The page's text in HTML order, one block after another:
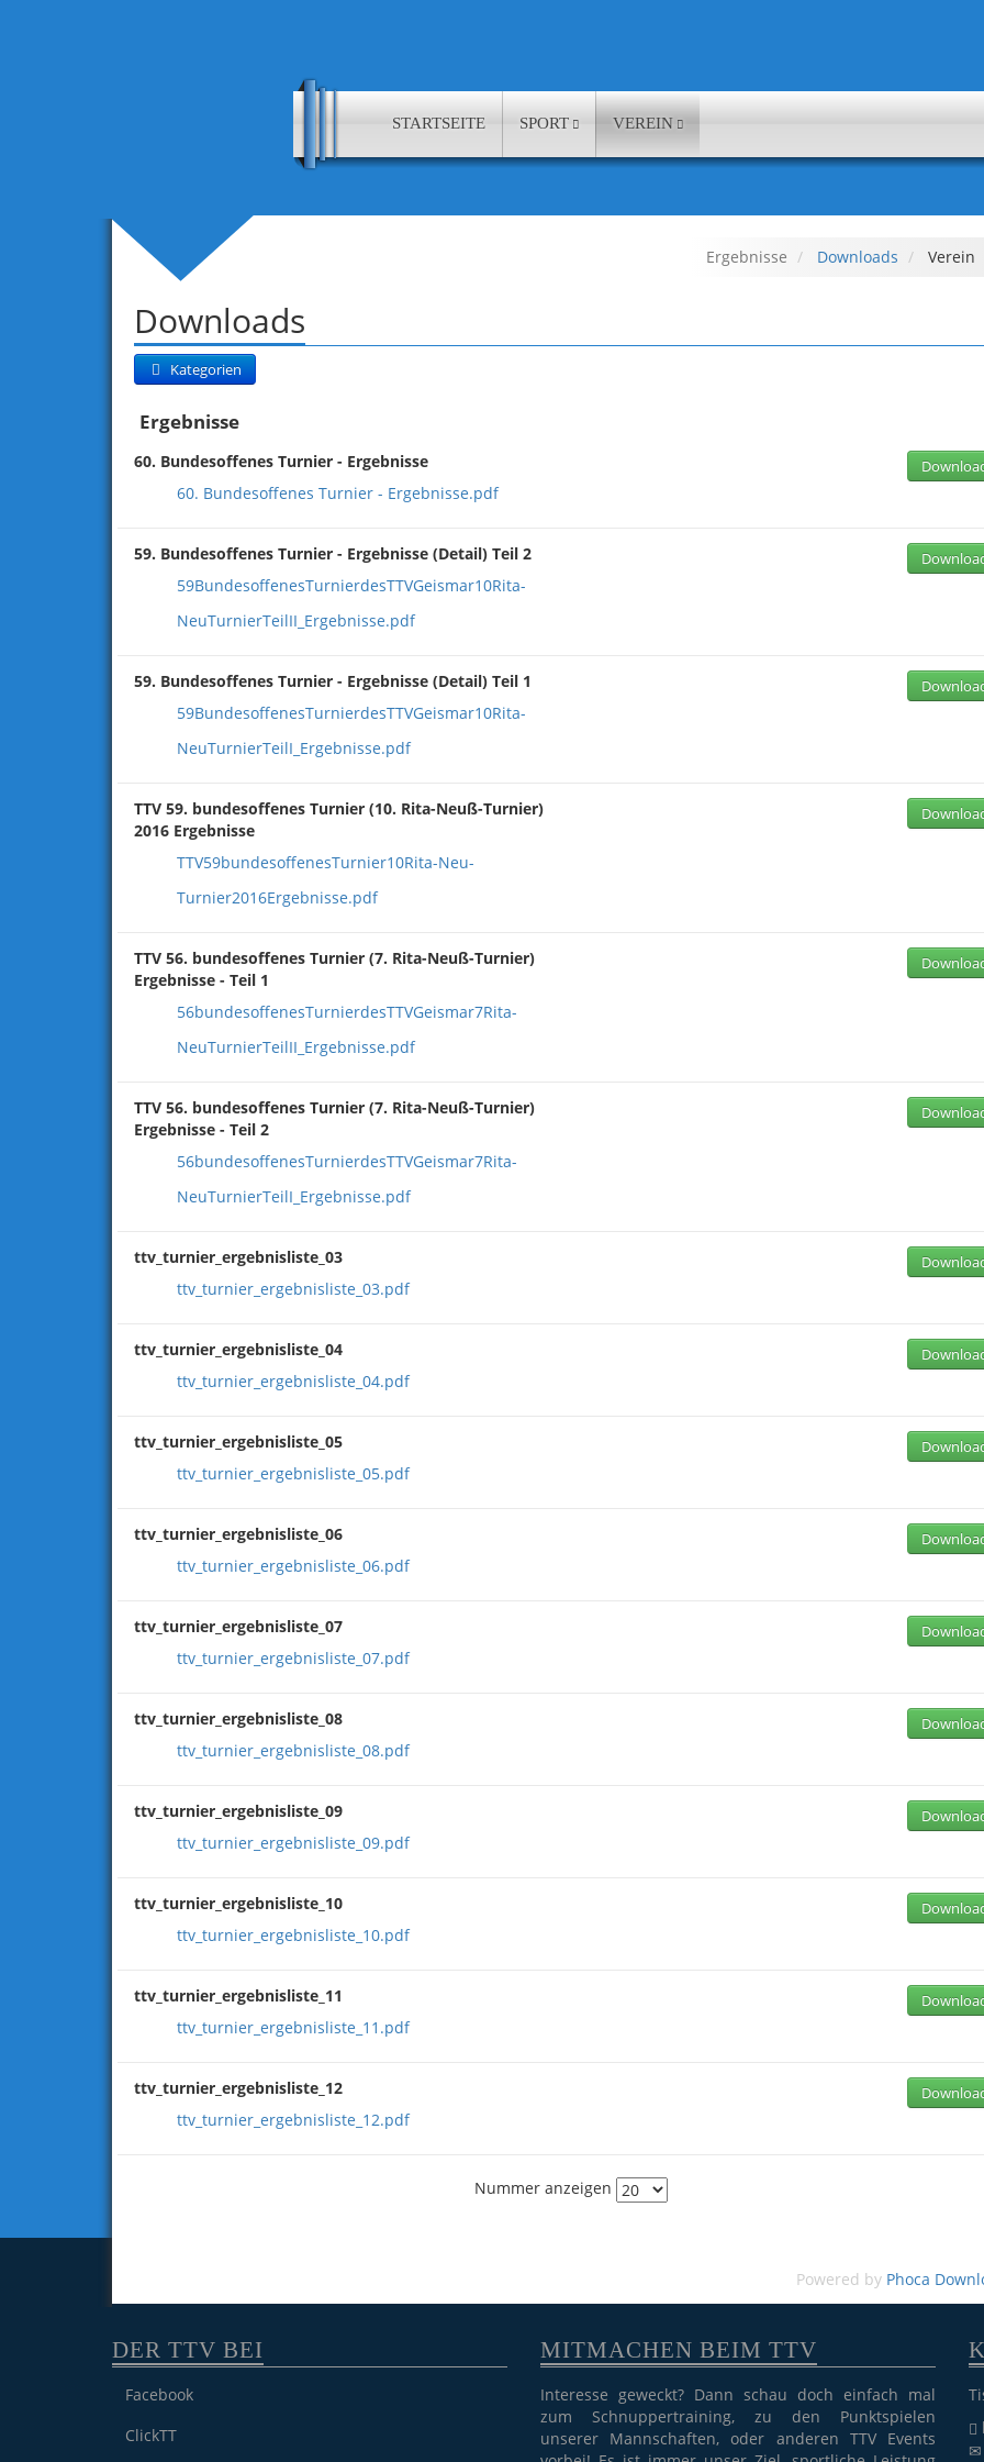
STARTSEITE SPORT VEREIN
Ergebnisse Downloads Verein
Downloads
Kategorien
Ergebnisse
60. Bundesoffenes Turnier - Ergebnisse
60. Bundesoffenes Turnier - Ergebnisse.pdf
59. Bundesoffenes Turnier - Ergebnisse (Detail) Teil 2
59BundesoffenesTurnierdesTTVGeismar10Rita-
NeuTurnierTeilII_Ergebnisse.pdf
59. Bundesoffenes Turnier - Ergebnisse (Detail) Teil 1
59BundesoffenesTurnierdesTTVGeismar10Rita-
NeuTurnierTeilI_Ergebnisse.pdf
TTV 59. bundesoffenes Turnier (10. Rita-Neuß-Turnier)
2016 Ergebnisse
TTV59bundesoffenesTurnier10Rita-Neu-
Turnier2016Ergebnisse.pdf
TTV 56. bundesoffenes Turnier (7. Rita-Neuß-Turnier)
Ergebnisse - Teil 1
56bundesoffenesTurnierdesTTVGeismar7Rita-
NeuTurnierTeilII_Ergebnisse.pdf
TTV 56. bundesoffenes Turnier (7. Rita-Neuß-Turnier)
Ergebnisse - Teil 2
56bundesoffenesTurnierdesTTVGeismar7Rita-
NeuTurnierTeilI_Ergebnisse.pdf
ttv_turnier_ergebnisliste_03
ttv_turnier_ergebnisliste_03.pdf
ttv_turnier_ergebnisliste_04
ttv_turnier_ergebnisliste_04.pdf
ttv_turnier_ergebnisliste_05
ttv_turnier_ergebnisliste_05.pdf
ttv_turnier_ergebnisliste_06
ttv_turnier_ergebnisliste_06.pdf
ttv_turnier_ergebnisliste_07
ttv_turnier_ergebnisliste_07.pdf
ttv_turnier_ergebnisliste_08
ttv_turnier_ergebnisliste_08.pdf
ttv_turnier_ergebnisliste_09
ttv_turnier_ergebnisliste_09.pdf
ttv_turnier_ergebnisliste_10
ttv_turnier_ergebnisliste_10.pdf
ttv_turnier_ergebnisliste_11
ttv_turnier_ergebnisliste_11.pdf
ttv_turnier_ergebnisliste_12
ttv_turnier_ergebnisliste_12.pdf
Nummer anzeigen
Powered by Phoca
DER TTV BEI
Facebook
ClickTT
MITMACHEN BEIM TTV
Interesse geweckt? Dann schau doch einfach mal
zum Schnuppertraining, zu den Punktspielen
unserer Mannschaften, oder anderen TTV Events